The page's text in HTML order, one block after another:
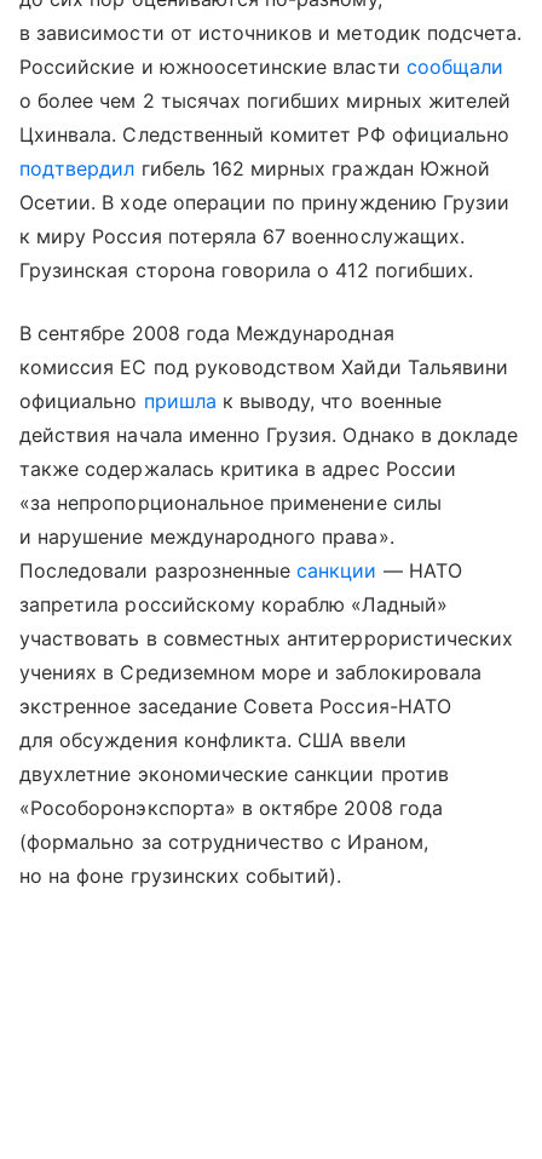
в зависимости от источников и методик подсчета.
Российские и южноосетинские власти сообщали
о более чем 2 тысячах погибших мирных жителей
Цхинвала. Следственный комитет РФ официально
подтвердил гибель 162 мирных граждан Южной
Осетии. В ходе операции по принуждению Грузии
к миру Россия потеряла 67 военнослужащих.
Грузинская сторона говорила о 412 погибших.
В сентябре 2008 года Международная
комиссия ЕС под руководством Хайди Тальявини
официально пришла к выводу, что военные
действия начала именно Грузия. Однако в докладе
также содержалась критика в адрес России
«за непропорциональное применение силы
и нарушение международного права».
Последовали разрозненныесанкции — НАТО
запретила российскому кораблю «Ладный»
участвовать в совместных антитеррористических
учениях в Средиземном море и заблокировала
экстренное заседание Совета Россия-НАТО
для обсуждения конфликта. США ввели
двухлетние экономические санкции против
«Рособоронэкспорта» в октябре 2008 года
(формально за сотрудничество с Ираном,
но на фоне грузинских событий).